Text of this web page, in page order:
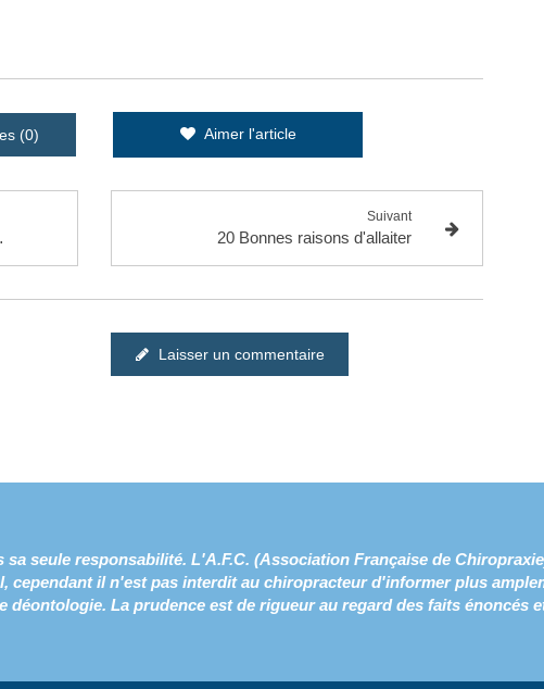
(0) Aimer l'article
Suivant
20 Bonnes raisons d'allaiter
Laisser un commentaire
seule responsabilité. L'A.F.C. (Association Française de
cependant il n'est pas interdit au chiropracteur d'informer plus
déontologie. La prudence est de rigueur au regard des faits énoncés